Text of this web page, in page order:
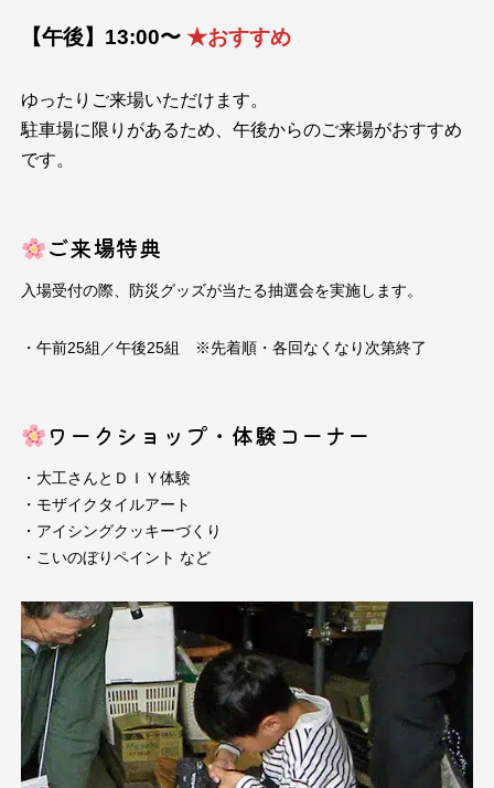
【午後】13:00〜 ★おすすめ
ゆったりご来場いただけます。
駐車場に限りがあるため、午後からのご来場がおすすめ
です。
ご来場特典
入場受付の際、防災グッズが当たる抽選会を実施します。
・午前25組／午後25組 ※先着順・各回なくなり次第終了
ワークショップ・体験コーナー
・大工さんとＤＩＹ体験
・モザイクタイルアート
・アイシングクッキーづくり
・こいのぼりペイント など